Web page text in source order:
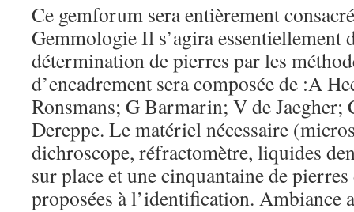
Ce gemforum sera entièrement
Gemmologie Il s’agira essentiellement
détermination de pierres par les
d’encadrement sera composée de :A
Ronsmans; G Barmarin; V de Jaegher;
Dereppe. Le matériel nécessaire
dichroscope, réfractomètre, liquides
sur place et une cinquantaine de
proposées à l’identification. Ambiance